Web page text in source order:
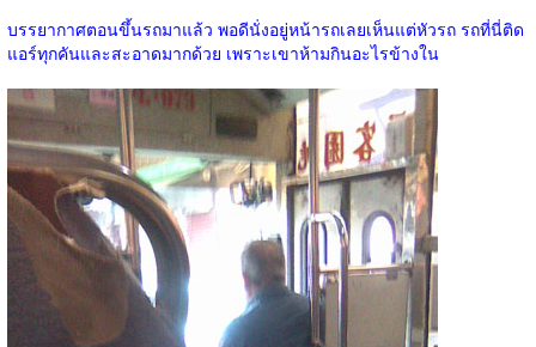
บรรยากาศตอนขึ้นรถมาแล้ว พอดีนั่งอยู่หน้ารถเลยเห็นแต่หัวรถ รถที่นี่ติด
แอร์ทุกคันและสะอาดมากด้วย เพราะเขาห้ามกินอะไรข้างใน